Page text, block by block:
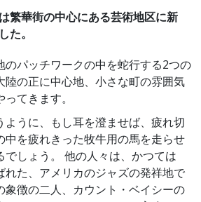
繁華街の中心にある芸術地区に新
た。
のパッチワークの中を蛇行する2つの
陸の正に中心地、小さな町の雰囲気
てきます。
ように、もし耳を澄ませば、疲れ切
中を疲れきった牧牛用の馬を走らせ
でしょう。 他の人々は、かつては
れた、アメリカのジャズの発祥地で
象徴の二人、カウント・ベイシーの